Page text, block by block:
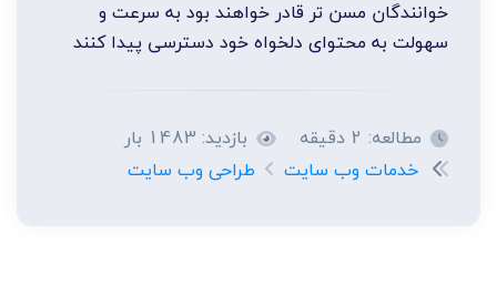
خوانندگان مسن تر قادر خواهند بود به سرعت و
سهولت به محتوای دلخواه خود دسترسی پیدا کنند
مطالعه: 2 دقیقه
بازدید: 1483 بار
خدمات وب سایت
طراحی وب سایت